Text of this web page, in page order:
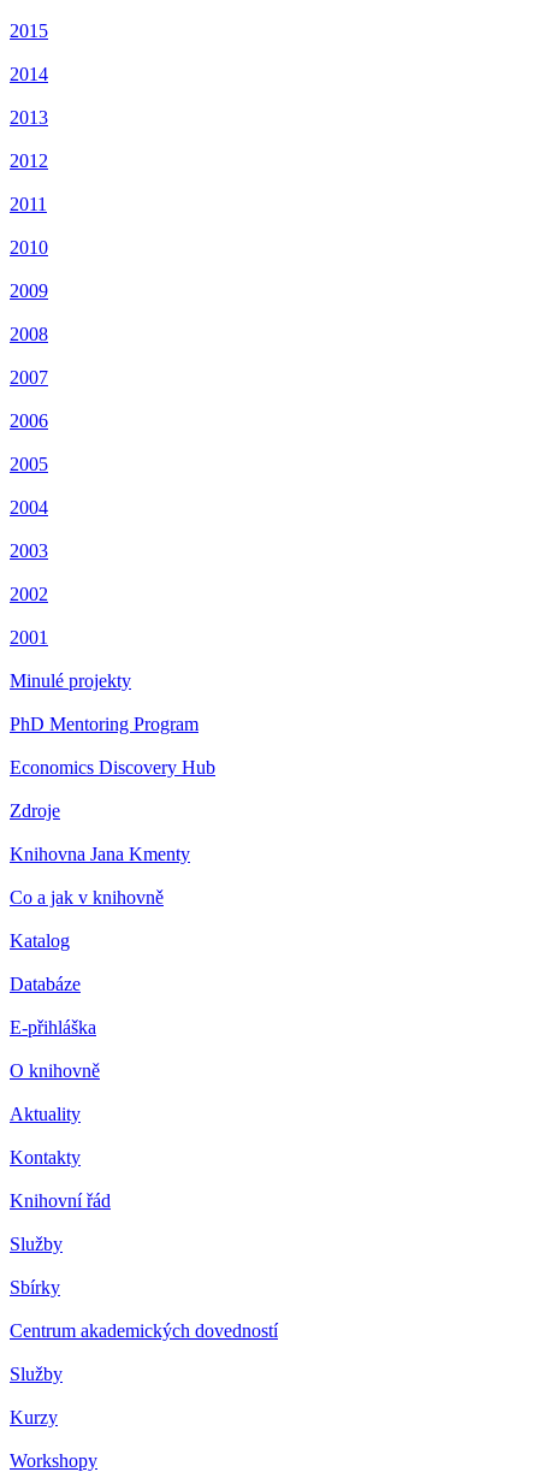
2015
2014
2013
2012
2011
2010
2009
2008
2007
2006
2005
2004
2003
2002
2001
Minulé projekty
PhD Mentoring Program
Economics Discovery Hub
Zdroje
Knihovna Jana Kmenty
Co a jak v knihovně
Katalog
Databáze
E-přihláška
O knihovně
Aktuality
Kontakty
Knihovní řád
Služby
Sbírky
Centrum akademických dovedností
Služby
Kurzy
Workshopy